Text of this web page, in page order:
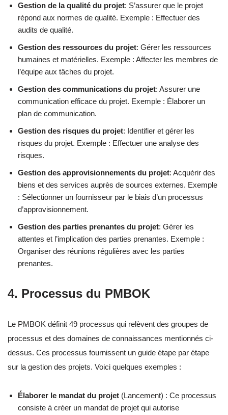
Gestion de la qualité du projet: S’assurer que le projet
répond aux normes de qualité. Exemple : Effectuer des
audits de qualité.
Gestion des ressources du projet: Gérer les ressources
humaines et matérielles. Exemple : Affecter les membres de
l’équipe aux tâches du projet.
Gestion des communications du projet: Assurer une
communication efficace du projet. Exemple : Élaborer un
plan de communication.
Gestion des risques du projet: Identifier et gérer les
risques du projet. Exemple : Effectuer une analyse des
risques.
Gestion des approvisionnements du projet: Acquérir des
biens et des services auprès de sources externes. Exemple
: Sélectionner un fournisseur par le biais d’un processus
d’approvisionnement.
Gestion des parties prenantes du projet: Gérer les
attentes et l’implication des parties prenantes. Exemple :
Organiser des réunions régulières avec les parties
prenantes.
4. Processus du PMBOK
Le PMBOK définit 49 processus qui relèvent des groupes de
processus et des domaines de connaissances mentionnés ci-
dessus. Ces processus fournissent un guide étape par étape
sur la gestion des projets. Voici quelques exemples :
Élaborer le mandat du projet (Lancement) : Ce processus
consiste à créer un mandat de projet qui autorise